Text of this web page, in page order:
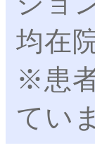
均在
※患
てい